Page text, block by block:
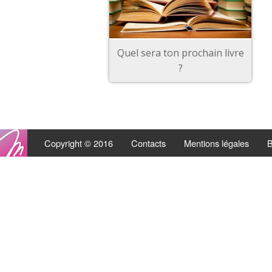
Quel sera ton prochain livre
?
Copyright © 2016 Contacts Mentions légales